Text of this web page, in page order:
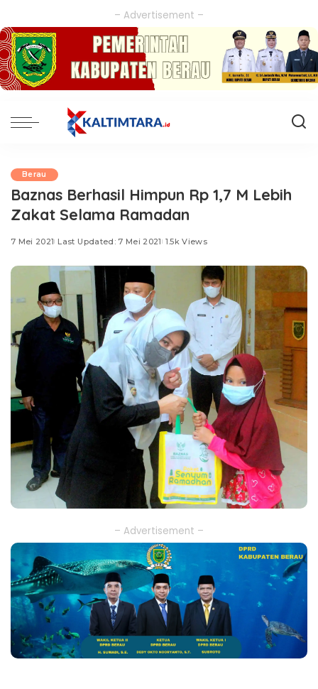
– Advertisement –
Berau
Baznas Berhasil Himpun Rp 1,7 M Lebih
Zakat Selama Ramadan
7 Mei 2021 Last Updated: 7 Mei 2021 1.5k Views
– Advertisement –